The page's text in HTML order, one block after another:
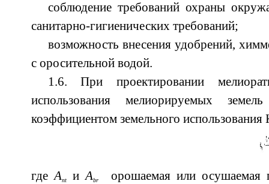
соблюдение требований охраны
санитарно-гигиенических требований;
возможность внесения удобрений,
с оросительной водой.
1.6. При проектировании
использования мелиорируемых
коэффициентом земельного использования
где Ant иAbr
орошаемая или осушаемая